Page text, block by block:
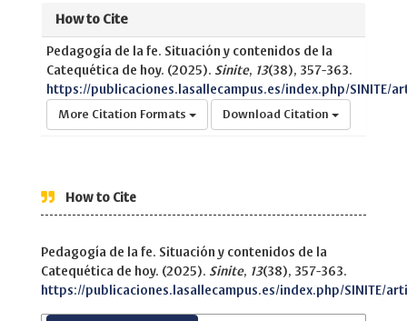
How to Cite
Pedagogía de la fe. Situación y contenidos de la
Catequética de hoy. (2025). Sinite, 13(38), 357-363.
https://publicaciones.lasallecampus.es/index.php/SINITE/
More Citation Formats Download Citation
How to Cite
Pedagogía de la fe. Situación y contenidos de la
Catequética de hoy. (2025). Sinite, 13(38), 357-363.
https://publicaciones.lasallecampus.es/index.php/SINITE/